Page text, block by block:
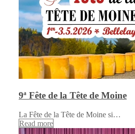
9ª Fête de la Tête de Moine
La Fête de la Tête de Moine si…
Read more